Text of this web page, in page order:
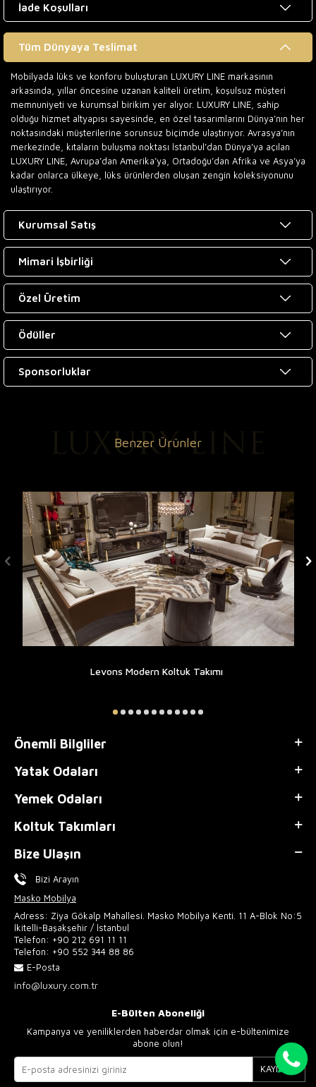
İade Koşulları
Tüm Dünyaya Teslimat
Mobilyada lüks ve konforu buluşturan LUXURY LINE markasının
arkasında, yıllar öncesine uzanan kaliteli üretim, koşulsuz müşteri
memnuniyeti ve kurumsal birikim yer alıyor. LUXURY LINE, sahip
olduğu hizmet altyapısı sayesinde, en özel tasarımlarını Dünya’nın her
noktasındaki müşterilerine sorunsuz biçimde ulaştırıyor. Avrasya’nın
merkezinde, kıtaların buluşma noktası İstanbul’dan Dünya’ya açılan
LUXURY LINE, Avrupa’dan Amerika’ya, Ortadoğu’dan Afrika ve Asya’ya
kadar onlarca ülkeye, lüks ürünlerden oluşan zengin koleksiyonunu
ulaştırıyor.
Kurumsal Satış
Mimari İşbirliği
Özel Üretim
Ödüller
Sponsorluklar
Benzer Ürünler
Levons Modern Koltuk Takımı
Önemli Bilgliler
Yatak Odaları
Yemek Odaları
Koltuk Takımları
Bize Ulaşın
Bizi Arayın
Masko Mobilya
Adress: Ziya Gökalp Mahallesi. Masko Mobilya Kenti. 11 A-Blok No:5
İkitelli-Başakşehir / İstanbul
Telefon: +90 212 691 11 11
Telefon: +90 552 344 88 86
E-Posta
info@luxury.com.tr
E-Bülten Aboneliği
Kampanya ve yeniliklerden haberdar olmak için e-bültenimize
abone olun!
KAYIT OL